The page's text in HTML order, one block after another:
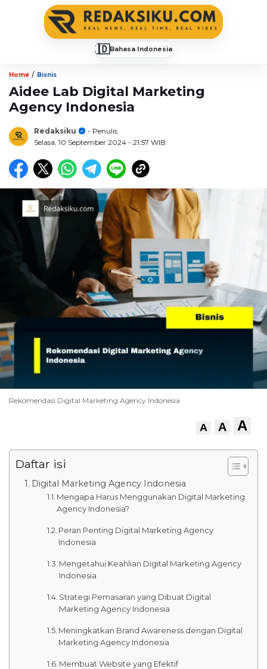
🇮🇩Bahasa Indonesia
Home / Bisnis
Aidee Lab Digital Marketing
Agency Indonesia
Redaksiku
- Penulis
Selasa, 10 September 2024 - 21:57 WIB
Rekomendasi Digital Marketing Agency Indonesia
A A A
Daftar isi
Digital Marketing Agency Indonesia
Mengapa Harus Menggunakan Digital Marketing
Agency Indonesia?
Peran Penting Digital Marketing Agency
Indonesia
Mengetahui Keahlian Digital Marketing Agency
Indonesia
Strategi Pemasaran yang Dibuat Digital
Marketing Agency Indonesia
Meningkatkan Brand Awareness dengan Digital
Marketing Agency Indonesia
Membuat Website yang Efektif